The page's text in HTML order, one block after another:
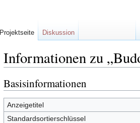
Informationen zu
Basisinformationen
Anzeigetitel
Standardsortierschlüssel
Projektseite Diskussion